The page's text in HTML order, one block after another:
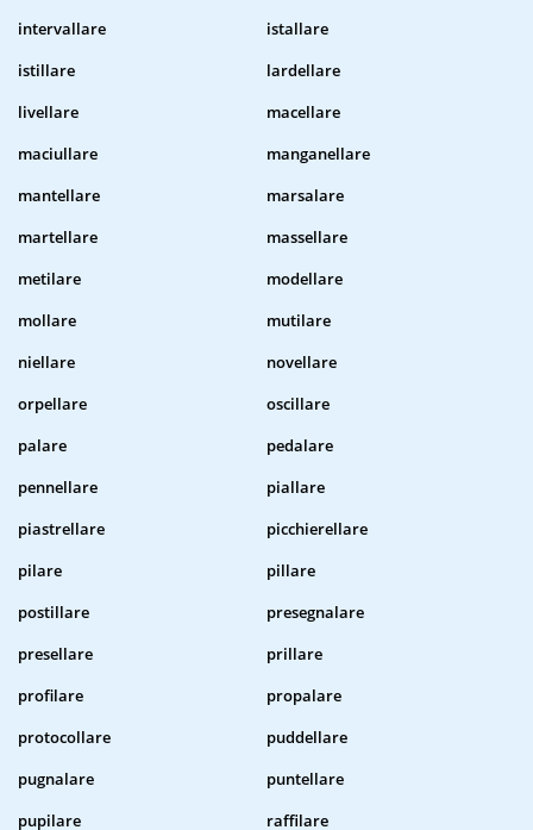
intervallare
istallare
istillare
lardellare
livellare
macellare
maciullare
manganellare
mantellare
marsalare
martellare
massellare
metilare
modellare
mollare
mutilare
niellare
novellare
orpellare
oscillare
palare
pedalare
pennellare
piallare
piastrellare
picchierellare
pilare
pillare
postillare
presegnalare
presellare
prillare
profilare
propalare
protocollare
puddellare
pugnalare
puntellare
pupilare
raffilare